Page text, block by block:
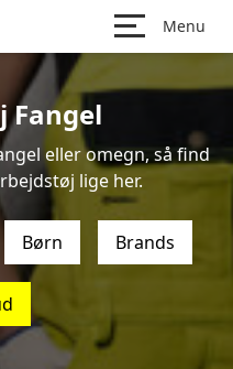
Menu
Fangel
eller omegn, så find
lige her.
Børn Brands